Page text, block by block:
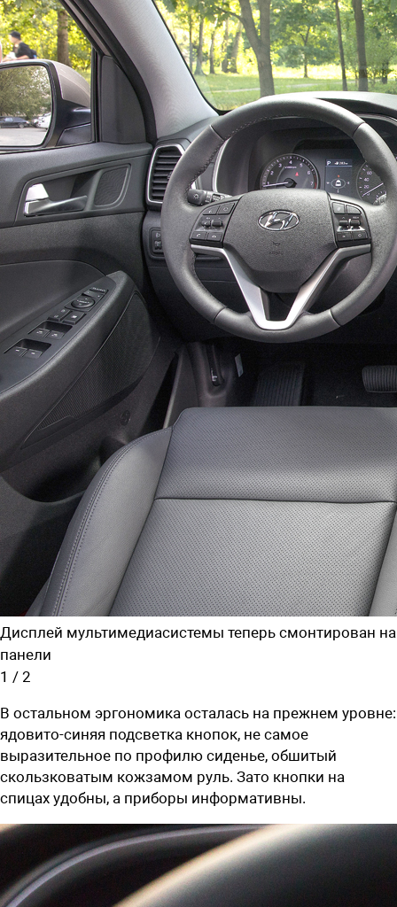
Дисплей мультимедиасистемы теперь смонтирован на
панели
1 / 2
В остальном эргономика осталась на прежнем уровне:
ядовито-синяя подсветка кнопок, не самое
выразительное по профилю сиденье, обшитый
скользковатым кожзамом руль. Зато кнопки на
спицах удобны, а приборы информативны.